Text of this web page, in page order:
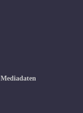
Mediadaten